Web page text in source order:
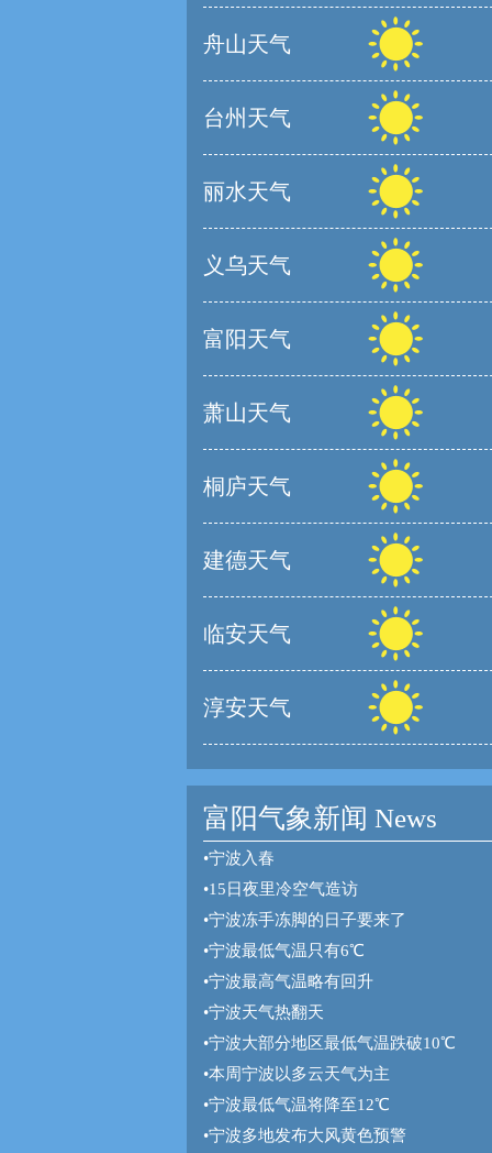
舟山天气
台州天气
丽水天气
义乌天气
富阳天气
萧山天气
桐庐天气
建德天气
临安天气
淳安天气
富阳气象新闻 News
•宁波入春
•15日夜里冷空气造访
•宁波冻手冻脚的日子要来了
•宁波最低气温只有6℃
•宁波最高气温略有回升
•宁波天气热翻天
•宁波大部分地区最低气温跌破10℃
•本周宁波以多云天气为主
•宁波最低气温将降至12℃
•宁波多地发布大风黄色预警